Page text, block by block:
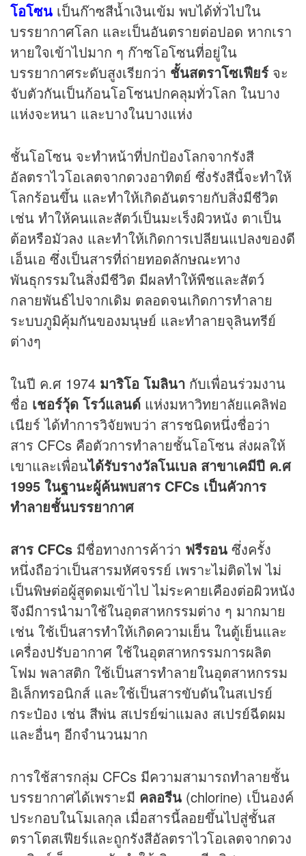
โอโซน เป็นก๊าซสีน้ำเงินเข้ม พบได้ทั่วไปใน
บรรยากาศโลก และเป็นอันตรายต่อปอด หากเรา
หายใจเข้าไปมาก ๆ ก๊าซโอโซนที่อยู่ใน
บรรยากาศระดับสูงเรียกว่า ชั้นสตราโซเฟียร์ จะ
จับตัวกันเป็นก้อนโอโซนปกคลุมทั่วโลก ในบาง
แห่งจะหนา และบางในบางแห่ง
ชั้นโอโซน จะทำหน้าที่ปกป้องโลกจากรังสี
อัลตราไวโอเลตจากดวงอาทิตย์ ซึ่งรังสีนี้จะทำให้
โลกร้อนขึ้น และทำให้เกิดอันตรายกับสิ่งมีชีวิต
เช่น ทำให้คนและสัตว์เป็นมะเร็งผิวหนัง ตาเป็น
ต้อหรือมัวลง และทำให้เกิดการเปลียนแปลงของดี
เอ็นเอ ซึ่งเป็นสารที่ถ่ายทอดลักษณะทาง
พันธุกรรมในสิ่งมีชีวิต มีผลทำให้พืชและสัตว์
กลายพันธ์ไปจากเดิม ตลอดจนเกิดการทำลาย
ระบบภูมิคุ้มกันของมนุษย์ และทำลายจุลินทรีย์
ต่างๆ
ในปี ค.ศ 1974 มาริโอ โมลินา กับเพื่อนร่วมงาน
ชื่อ เชอร์วุ้ด โรว์แลนด์ แห่งมหาวิทยาลัยแคลิฟอ
เนียร์ ได้ทำการวิจัยพบว่า สารชนิดหนึ่งชื่อว่า
สาร CFCs คือตัวการทำลายชั้นโอโซน ส่งผลให้
เขาและเพื่อนได้รับรางวัลโนเบล สาขาเคมีปี ค.ศ
1995 ในฐานะผู้ค้นพบสาร CFCs เป็นคัวการ
ทำลายชั้นบรรยากาศ
สาร CFCs มีชื่อทางการค้าว่า ฟรีรอน ซึ่งครั้ง
หนึ่งถือว่าเป็นสารมหัศจรรย์ เพราะไม่ติดไฟ ไม่
เป็นพิษต่อผู้สูดดมเข้าไป ไม่ระคายเคืองต่อผิวหนัง
จึงมีการนำมาใช้ในอุตสาหกรรมต่าง ๆ มากมาย
เช่น ใช้เป็นสารทำให้เกิดความเย็น ในตู้เย็นและ
เครื่องปรับอากาศ ใช้ในอุตสาหกรรมการผลิต
โฟม พลาสติก ใช้เป็นสารทำลายในอุตสาหกรรม
อิเล็กทรอนิกส์ และใช้เป็นสารขับดันในสเปรย์
กระป๋อง เช่น สีพ่น สเปรย์ฆ่าแมลง สเปรย์ฉีดผม
และอื่นๆ อีกจำนวนมาก
การใช้สารกลุ่ม CFCs มีความสามารถทำลายชั้น
บรรยากาศได้เพราะมี คลอรีน (chlorine) เป็นองค์
ประกอบในโมเลกุล เมื่อสารนี้ลอยขึ้นไปสู่ชั้นส
ตราโตสเฟียร์และถูกรังสีอัลตราไวโอเลตจากดวง